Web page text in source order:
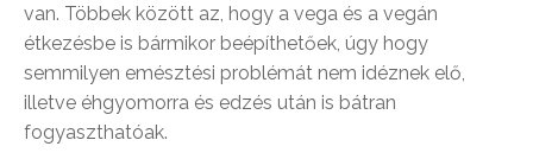
van. Többek között az, hogy a vega és a vegán
étkezésbe is bármikor beépíthetőek, úgy hogy
semmilyen emésztési problémát nem idéznek elő,
illetve éhgyomorra és edzés után is bátran
fogyaszthatóak.